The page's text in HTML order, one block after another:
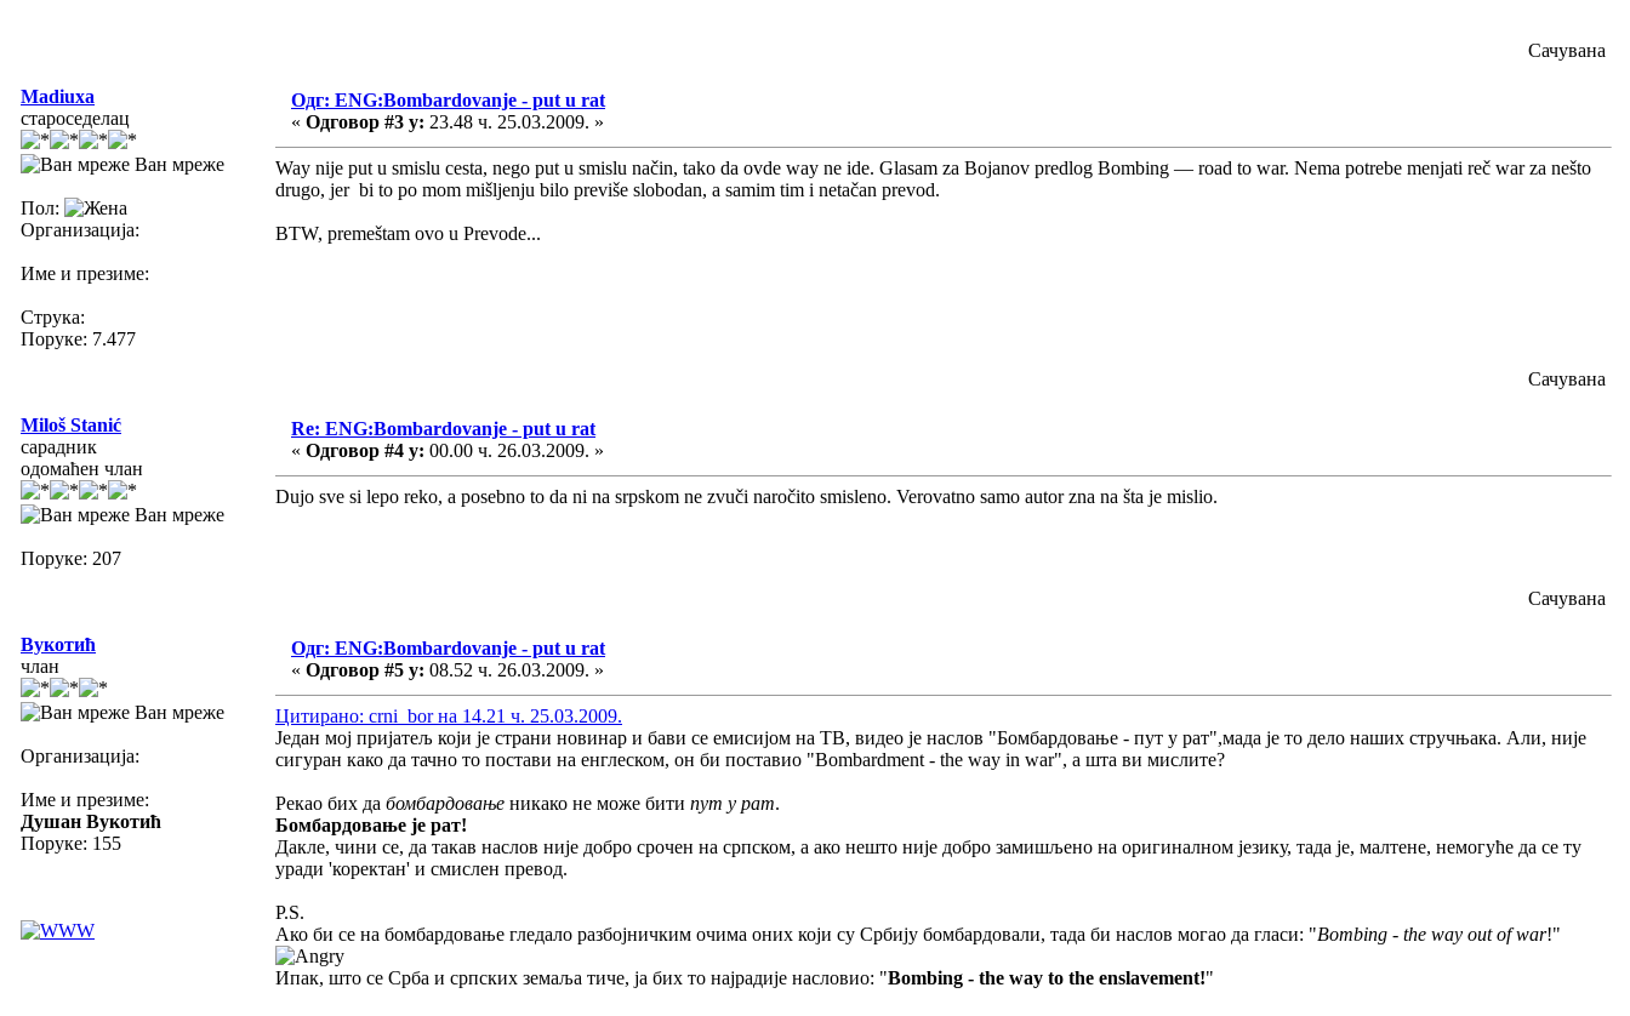
Сачувана
Madiuxa
староседелац
Ван мреже
Пол:
Организација:
Име и презиме:
Струка:
Поруке: 7.477
Одг: ENG:Bombardovanje - put u rat
« Одговор #3 у: 23.48 ч. 25.03.2009. »
Way nije put u smislu cesta, nego put u smislu način, tako da ovde way ne ide. Glasam za Bojanov predlog Bombing — road to war. Nema potrebe menjati reč war za nešto
drugo, jer bi to po mom mišljenju bilo previše slobodan, a samim tim i netačan prevod.
BTW, premeštam ovo u Prevode...
Сачувана
Miloš Stanić
сарадник
одомаћен члан
Ван мреже
Поруке: 207
Re: ENG:Bombardovanje - put u rat
« Одговор #4 у: 00.00 ч. 26.03.2009. »
Dujo sve si lepo reko, a posebno to da ni na srpskom ne zvuči naročito smisleno. Verovatno samo autor zna na šta je mislio.
Сачувана
Вукотић
члан
Ван мреже
Организација:
Име и презиме:
Душан Вукотић
Поруке: 155
Одг: ENG:Bombardovanje - put u rat
« Одговор #5 у: 08.52 ч. 26.03.2009. »
Цитирано: crni_bor на 14.21 ч. 25.03.2009.
Један мој пријатељ који је страни новинар и бави се емисијом на ТВ, видео је наслов "Бомбардовање - пут у рат",мада је то дело наших стручњака. Али, није
сигуран како да тачно то постави на енглеском, он би поставио "Bombardment - the way in war", а шта ви мислите?
Рекао бих да бомбардовање никако не може бити пут у рат.
Бомбардовање је рат!
Дакле, чини се, да такав наслов није добро срочен на српском, а ако нешто није добро замишљено на оригиналном језику, тада је, малтене, немогуће да се ту
уради 'коректан' и смислен превод.
P.S.
Ако би се на бомбардовање гледало разбојничким очима оних који су Србију бомбардовали, тада би наслов могао да гласи: "Bombing - the way out of war!"
Ипак, што се Срба и српских земаља тиче, ја бих то најрадије насловио: "Bombing - the way to the enslavement!"